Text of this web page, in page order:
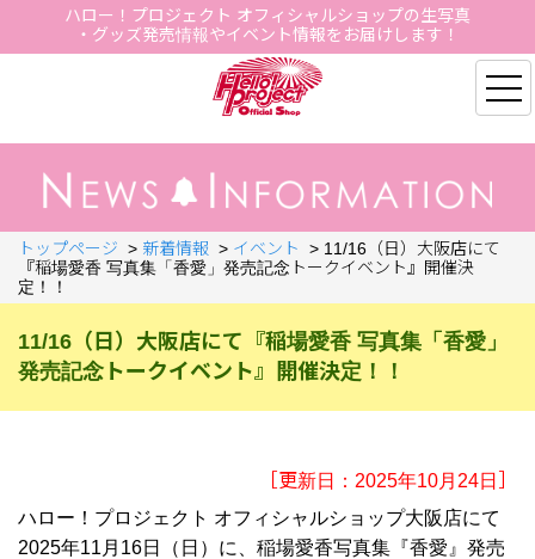
ハロー！プロジェクト オフィシャルショップの生写真
・グッズ発売情報やイベント情報をお届けします！
Hello Project Official
トップページ > 新着情報 > イベント > 11/16（日）大阪店にて
『稲場愛香 写真集「香愛」発売記念トークイベント』開催決
定！！
11/16（日）大阪店にて『稲場愛香 写真集「香愛」
発売記念トークイベント』開催決定！！
［更新日：2025年10月24日］
ハロー！プロジェクト オフィシャルショップ大阪店にて
2025年11月16日（日）に、稲場愛香写真集『香愛』発売